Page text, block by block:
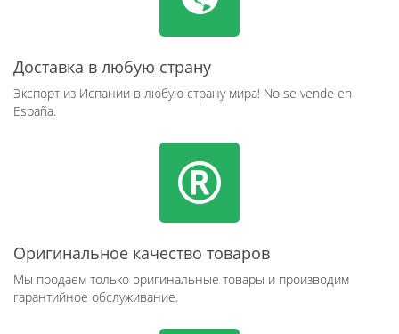
Доставка в любую страну
Экспорт из Испании в любую страну мира! No se vende en
España.
Оригинальное качество товаров
Мы продаем только оригинальные товары и производим
гарантийное обслуживание.